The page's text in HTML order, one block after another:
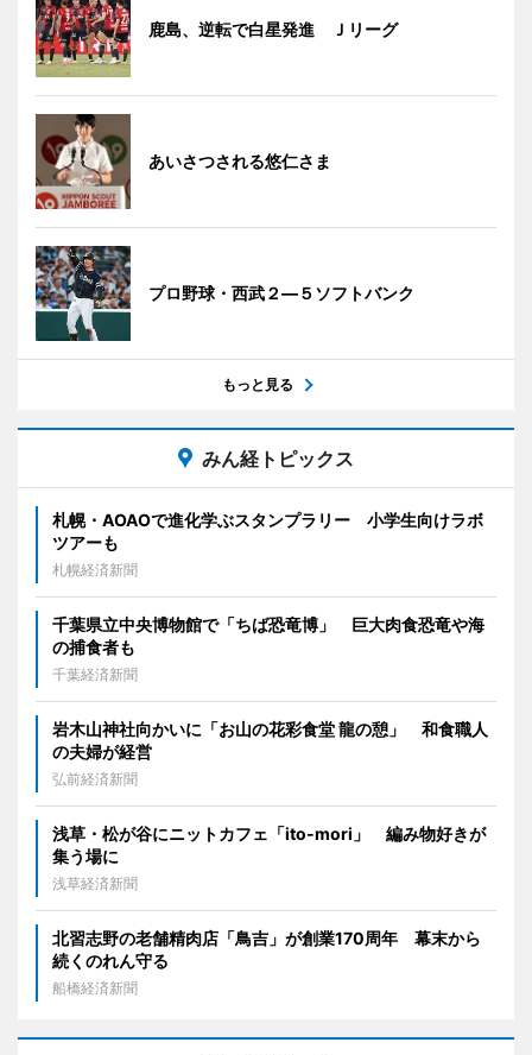
鹿島、逆転で白星発進 Ｊリーグ
あいさつされる悠仁さま
プロ野球・西武２―５ソフトバンク
もっと見る
みん経トピックス
札幌・AOAOで進化学ぶスタンプラリー 小学生向けラボ
ツアーも
札幌経済新聞
千葉県立中央博物館で「ちば恐竜博」 巨大肉食恐竜や海
の捕食者も
千葉経済新聞
岩木山神社向かいに「お山の花彩食堂 龍の憩」 和食職人
の夫婦が経営
弘前経済新聞
浅草・松が谷にニットカフェ「ito-mori」 編み物好きが
集う場に
浅草経済新聞
北習志野の老舗精肉店「鳥吉」が創業170周年 幕末から
続くのれん守る
船橋経済新聞